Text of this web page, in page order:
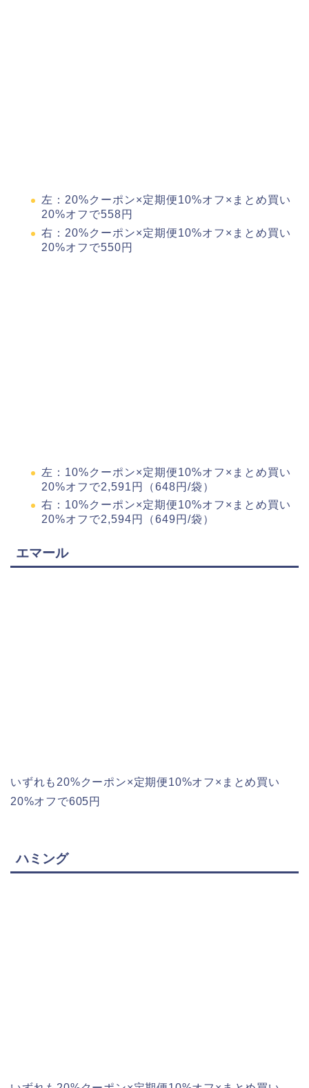
左：20%クーポン×定期便10%オフ×まとめ買い
20%オフで558円
右：20%クーポン×定期便10%オフ×まとめ買い
20%オフで550円
左：10%クーポン×定期便10%オフ×まとめ買い
20%オフで2,591円（648円/袋）
右：10%クーポン×定期便10%オフ×まとめ買い
20%オフで2,594円（649円/袋）
エマール
いずれも20%クーポン×定期便10%オフ×まとめ買い
20%オフで605円
ハミング